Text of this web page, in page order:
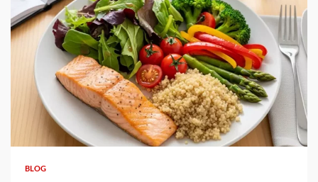
3 min read
BLOG